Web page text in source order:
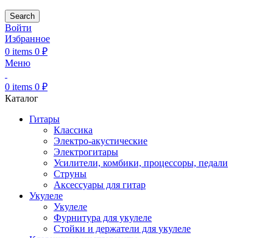
Search
Войти
Избранное
0 items 0 ₽
Меню
0 items 0 ₽
Каталог
Гитары
Классика
Электро-акустические
Электрогитары
Усилители, комбики, процессоры, педали
Струны
Аксессуары для гитар
Укулеле
Укулеле
Фурнитура для укулеле
Стойки и держатели для укулеле